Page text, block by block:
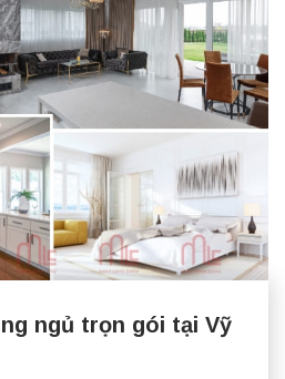
ngủ trọn gói tại Vỹ